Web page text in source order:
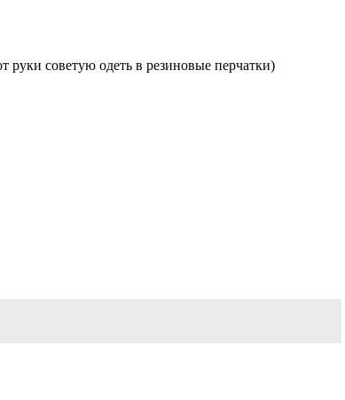
руки советую одеть в резиновые перчатки)